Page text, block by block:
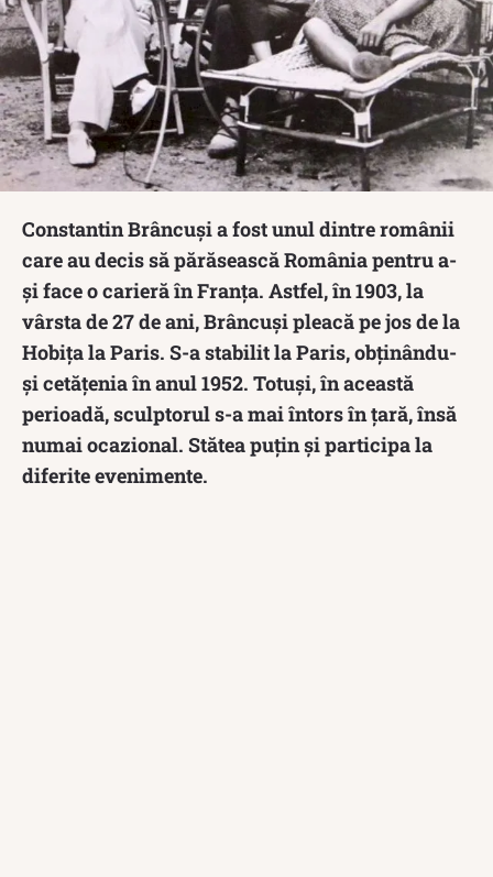
Constantin Brâncuși a fost unul dintre românii
care au decis să părăsească România pentru a-
și face o carieră în Franța. Astfel, în 1903, la
vârsta de 27 de ani, Brâncuși pleacă pe jos de la
Hobița la Paris. S-a stabilit la Paris, obținându-
și cetățenia în anul 1952. Totuși, în această
perioadă, sculptorul s-a mai întors în țară, însă
numai ocazional. Stătea puțin și participa la
diferite evenimente.